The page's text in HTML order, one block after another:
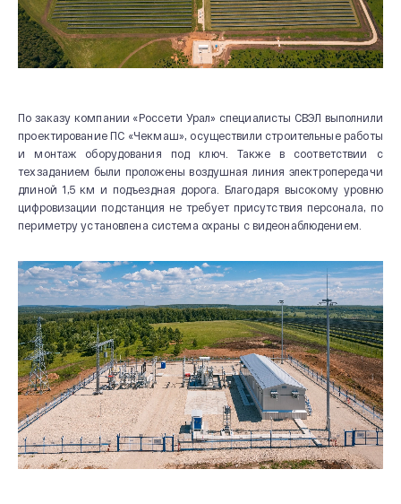
О КОМПАНИИ
Новости и мероприятия
История
Производство
Система качества
По заказу компании «Россети Урал» специалисты СВЭЛ выполнили
проектирование ПС «Чекмаш», осуществили строительные работы
и монтаж оборудования под ключ. Также в соответствии с
техзаданием были проложены воздушная линия электропередачи
длиной 1,5 км и подъездная дорога. Благодаря высокому уровню
цифровизации подстанция не требует присутствия персонала, по
периметру установлена система охраны с видеонаблюдением.